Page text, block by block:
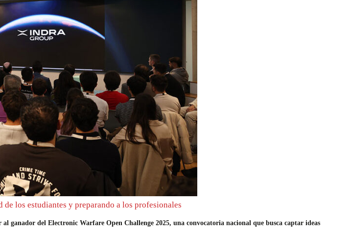
los estudiantes y preparando a los profesionales
ganador del Electronic Warfare Open Challenge 2025, una convocatoria nacional que busca captar ideas